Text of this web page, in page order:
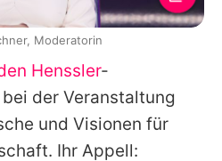
Henssler-
der Veranstaltung
und Visionen für
Ihr Appell:
Moderatorin